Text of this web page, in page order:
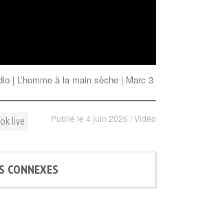
| L’homme à la main sèche | Marc 3
Publié le 4 juin 2026 /Vidéo
live
CONNEXES